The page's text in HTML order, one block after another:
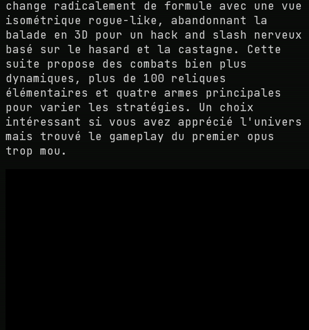
change radicalement de formule avec une vue
isométrique rogue-like, abandonnant la
balade en 3D pour un hack and slash nerveux
basé sur le hasard et la castagne. Cette
suite propose des combats bien plus
dynamiques, plus de 100 reliques
élémentaires et quatre armes principales
pour varier les stratégies. Un choix
intéressant si vous avez apprécié l'univers
mais trouvé le gameplay du premier opus
trop mou.